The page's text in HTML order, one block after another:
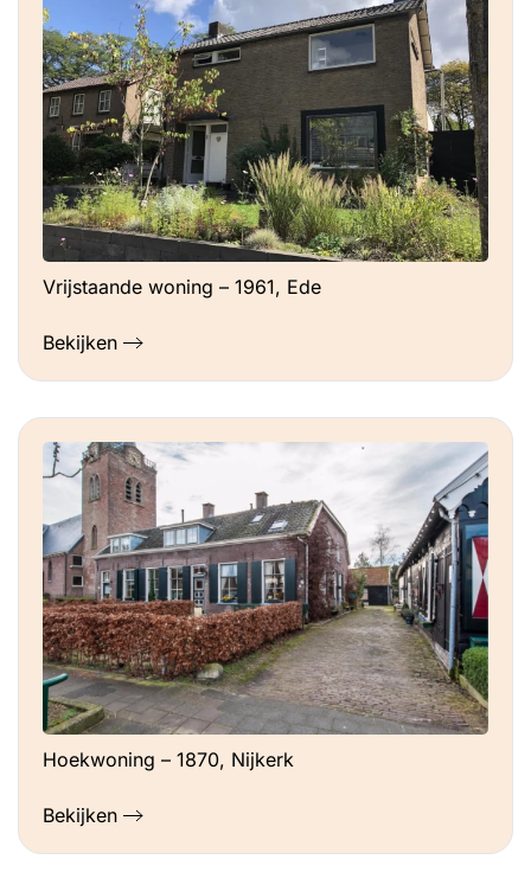
Vrijstaande woning – 1961, Ede
Bekijken
Hoekwoning – 1870, Nijkerk
Bekijken